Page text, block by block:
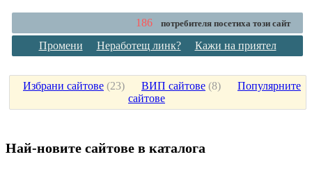
186 потребителя посетиха този сайт
Промени Неработещ линк? Кажи на приятел
Избрани сайтове (23) ВИП сайтове (8) Популярните
сайтове
Най-новите сайтoве в каталога